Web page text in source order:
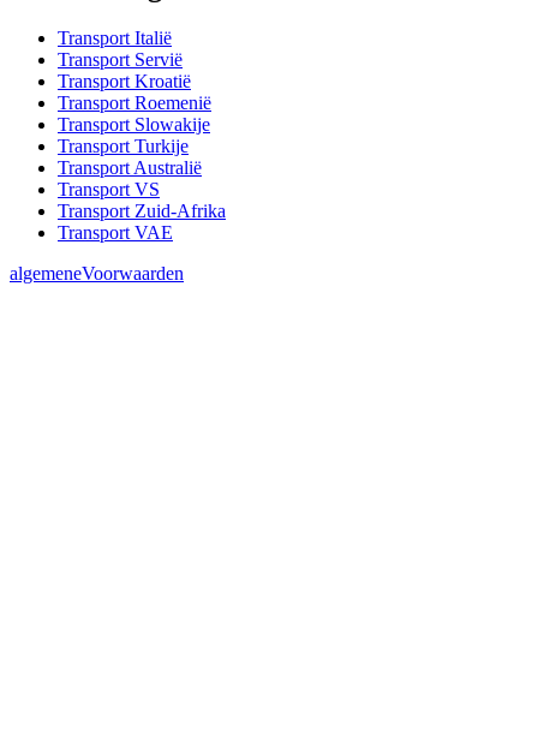
Transport Italië
Transport Servië
Transport Kroatië
Transport Roemenië
Transport Slowakije
Transport Turkije
Transport Australië
Transport VS
Transport Zuid-Afrika
Transport VAE
algemeneVoorwaarden